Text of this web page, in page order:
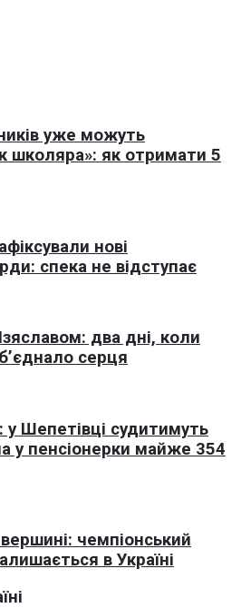
уже можуть
школяра»: як отримати 5
нові
спека не відступає
два дні, коли
серця
у Шепетівці судитимуть
у пенсіонерки майже 354
чемпіонський
в Україні